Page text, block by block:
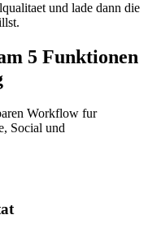
und lade dann die
5 Funktionen
Workflow fur
Social und